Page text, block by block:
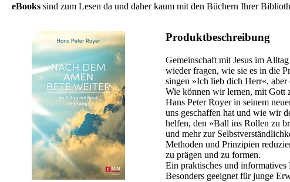
eBooks sind zum Lesen da und daher kaum mit den Büchern Ihrer
Produktbeschreibung
Gemeinschaft mit Jesus im
wieder fragen, wie sie es in die
singen »Ich lieb dich Herr«,
Wie können wir lernen, mit Gott
Hans Peter Royer in seinem
uns geschaffen hat und wie wir
helfen, den »Ball ins Rollen zu
und mehr zur
Methoden und Prinzipien
zu prägen und zu formen.
Ein praktisches und
Besonders geeignet für junge